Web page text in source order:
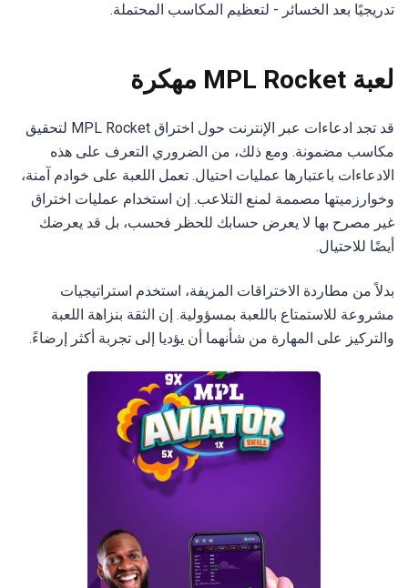
تدريجيًا بعد الخسائر - لتعظيم المكاسب المحتملة.
لعبة MPL Rocket مهكرة
قد تجد ادعاءات عبر الإنترنت حول اختراق MPL Rocket لتحقيق
مكاسب مضمونة. ومع ذلك، من الضروري التعرف على هذه
الادعاءات باعتبارها عمليات احتيال. تعمل اللعبة على خوادم آمنة،
وخوارزميتها مصممة لمنع التلاعب. إن استخدام عمليات اختراق
غير مصرح بها لا يعرض حسابك للحظر فحسب، بل قد يعرضك
أيضًا للاحتيال.
بدلاً من مطاردة الاختراقات المزيفة، استخدم استراتيجيات
مشروعة للاستمتاع باللعبة بمسؤولية. إن الثقة بنزاهة اللعبة
والتركيز على المهارة من شأنهما أن يؤديا إلى تجربة أكثر إرضاءً.